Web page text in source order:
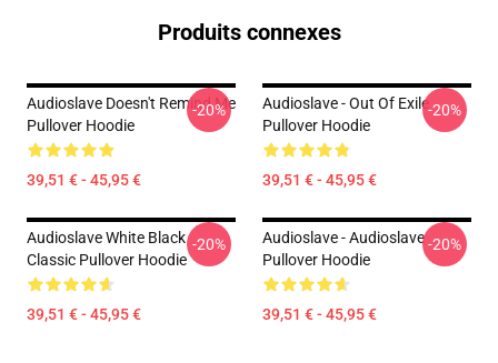
Produits connexes
Audioslave Doesn't Remind Me
Pullover Hoodie
39,51 € - 45,95 €
-20%
Audioslave - Out Of Exile
Pullover Hoodie
39,51 € - 45,95 €
-20%
Audioslave White Black
Classic Pullover Hoodie
39,51 € - 45,95 €
-20%
Audioslave - Audioslave
Pullover Hoodie
39,51 € - 45,95 €
-20%